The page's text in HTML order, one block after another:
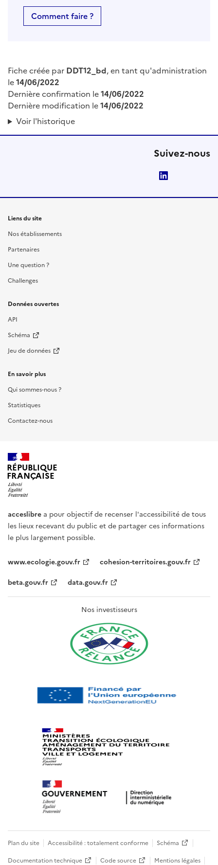
Comment faire ?
Fiche créée par DDT12_bd, en tant qu'administration
le14/06/2022
Dernière confirmation le14/06/2022
Dernière modification le14/06/2022
Voir l'historique
Suivez-nous
Liens du site
Nos établissements
Partenaires
Une question ?
Challenges
Données ouvertes
API
Schéma
Jeu de données
En savoir plus
Qui sommes-nous ?
Statistiques
Contactez-nous
RÉPUBLIQUE
FRANÇAISE
acceslibre a pour objectif de recenser l'accessibilité de tous
les lieux recevant du public et de partager ces informations
le plus largement possible.
www.ecologie.gouv.fr
cohesion-territoires.gouv.fr
beta.gouv.fr
data.gouv.fr
Nos investisseurs
Plan du site Accessibilité : totalement conforme
Schéma
Documentation technique
Code source Mentions légales